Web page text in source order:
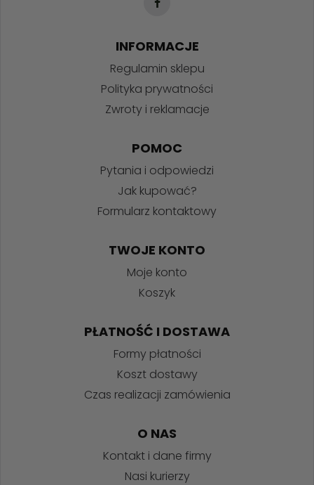
INFORMACJE
Regulamin sklepu
Polityka prywatności
Zwroty i reklamacje
POMOC
Pytania i odpowiedzi
Jak kupować?
Formularz kontaktowy
TWOJE KONTO
Moje konto
Koszyk
PŁATNOŚĆ I DOSTAWA
Formy płatności
Koszt dostawy
Czas realizacji zamówienia
O NAS
Kontakt i dane firmy
Nasi kurierzy